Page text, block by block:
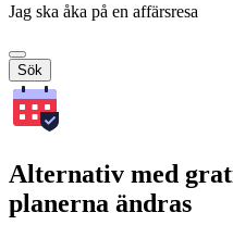
Jag ska åka på en affärsresa
Sök
Alternativ med
planerna ändras